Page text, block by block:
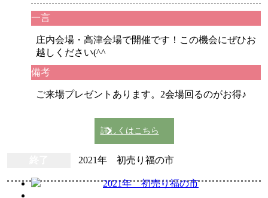
一言
庄内会場・高津会場で開催です！この機会にぜひお
越しください(^^ゞ
備考
ご来場プレゼントあります。2会場回るのがお得♪
詳しくはこちら
2021年 初売り福の市